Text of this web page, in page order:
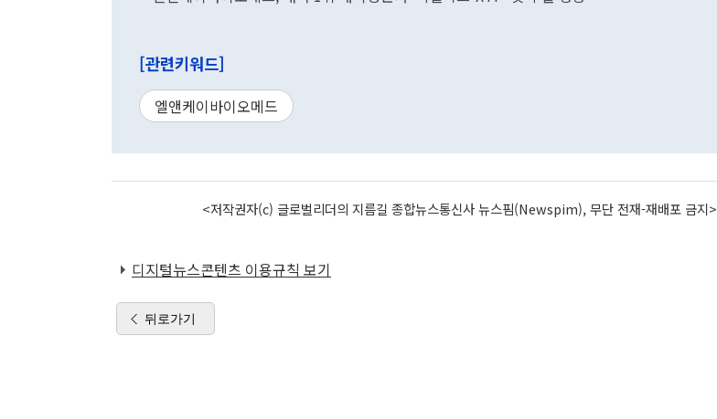
[관련키워드]
엘앤케이바이오메드
<저작권자(c) 글로벌리더의 지름길 종합뉴스통신사 뉴스핌(Newspim), 무단 전재-재배포 금지>
디지털뉴스콘텐츠 이용규칙 보기
뒤로가기